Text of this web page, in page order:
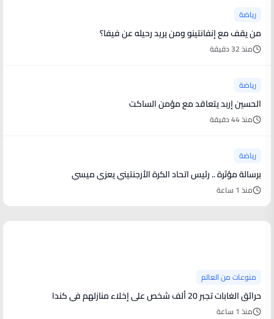
رياضة
من يقف مع إنفانتينو ومن يريد رحيله عن فيفا؟
منذ 32 دقيقة
رياضة
الحسين إربد يتعاقد مع مؤمن الساكت
منذ 44 دقيقة
رياضة
برسالة مؤثرة .. رئيس اتحاد الكرة الأرجنتيني يعزي ميسي
منذ 1 ساعة
منوعات من العالم
حرائق الغابات تجبر 20 ألف شخص على إخلاء منازلهم في كندا
منذ 1 ساعة